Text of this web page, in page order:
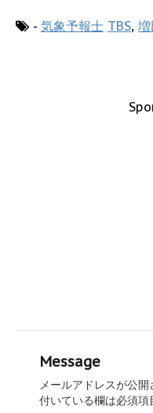
- 気象予報士 TBS,
Message
メールアドレスが公開
付いている欄は必須項